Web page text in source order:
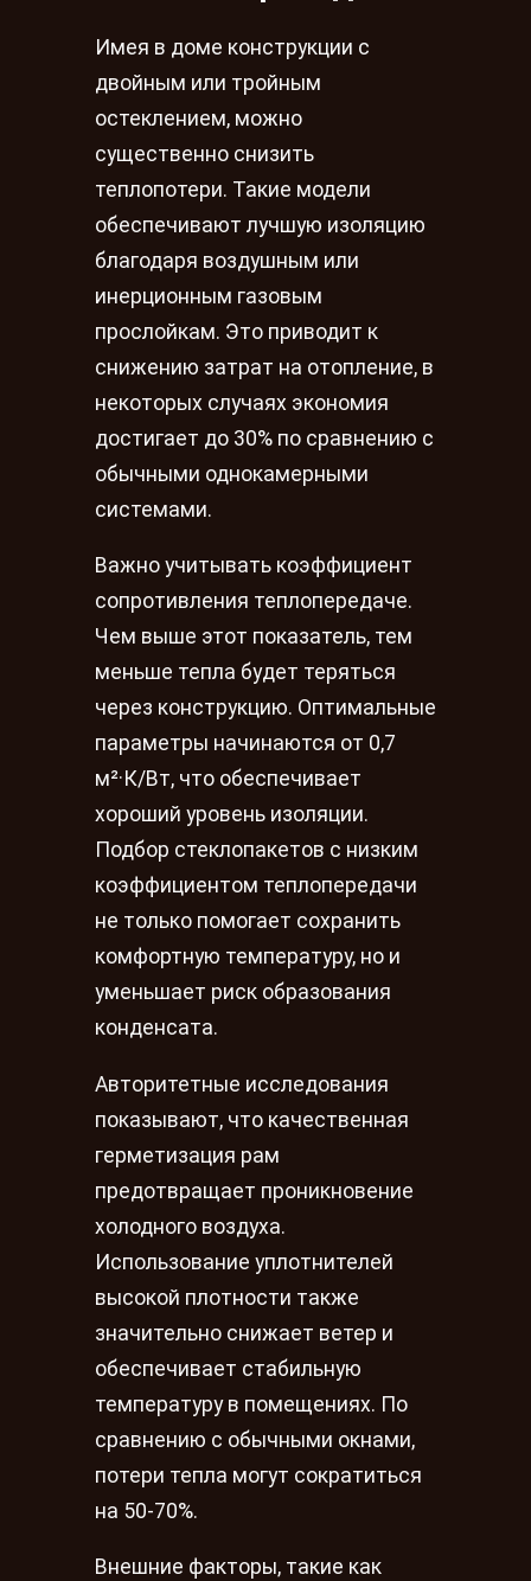
Имея в доме конструкции с
двойным или тройным
остеклением, можно
существенно снизить
теплопотери. Такие модели
обеспечивают лучшую изоляцию
благодаря воздушным или
инерционным газовым
прослойкам. Это приводит к
снижению затрат на отопление, в
некоторых случаях экономия
достигает до 30% по сравнению с
обычными однокамерными
системами.
Важно учитывать коэффициент
сопротивления теплопередаче.
Чем выше этот показатель, тем
меньше тепла будет теряться
через конструкцию. Оптимальные
параметры начинаются от 0,7
м²·К/Вт, что обеспечивает
хороший уровень изоляции.
Подбор стеклопакетов с низким
коэффициентом теплопередачи
не только помогает сохранить
комфортную температуру, но и
уменьшает риск образования
конденсата.
Авторитетные исследования
показывают, что качественная
герметизация рам
предотвращает проникновение
холодного воздуха.
Использование уплотнителей
высокой плотности также
значительно снижает ветер и
обеспечивает стабильную
температуру в помещениях. По
сравнению с обычными окнами,
потери тепла могут сократиться
на 50-70%.
Внешние факторы, такие как